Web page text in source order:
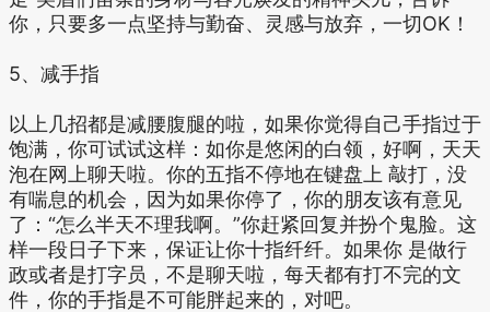
你，只要多一点坚持与勤奋、灵感与放弃，一切OK！
5、减手指
以上几招都是减腰腹腿的啦，如果你觉得自己手指过于
饱满，你可试试这样：如你是悠闲的白领，好啊，天天
泡在网上聊天啦。你的五指不停地在键盘上 敲打，没
有喘息的机会，因为如果你停了，你的朋友该有意见
了：“怎么半天不理我啊。”你赶紧回复并扮个鬼脸。这
样一段日子下来，保证让你十指纤纤。如果你 是做行
政或者是打字员，不是聊天啦，每天都有打不完的文
件，你的手指是不可能胖起来的，对吧。